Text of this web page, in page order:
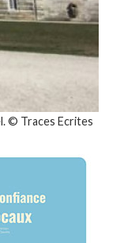
© Traces Ecrites